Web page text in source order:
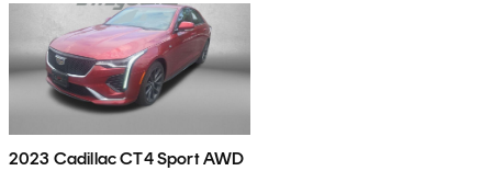
2023 Cadillac CT4 Sport AWD